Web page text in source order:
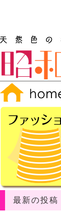
最新の投稿